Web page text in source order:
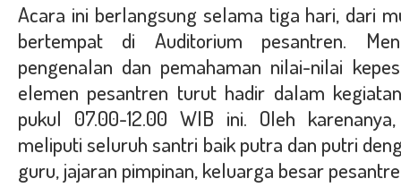
Acara ini berlangsung selama tiga hari, dari
bertempat di Auditorium pesantren.
pengenalan dan pemahaman nilai-nilai
elemen pesantren turut hadir dalam
pukul 07.00-12.00 WIB ini. Oleh
meliputi seluruh santri baik putra dan putri
guru, jajaran pimpinan, keluarga besar